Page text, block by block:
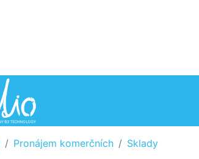
Pronájem komerčních Sklady